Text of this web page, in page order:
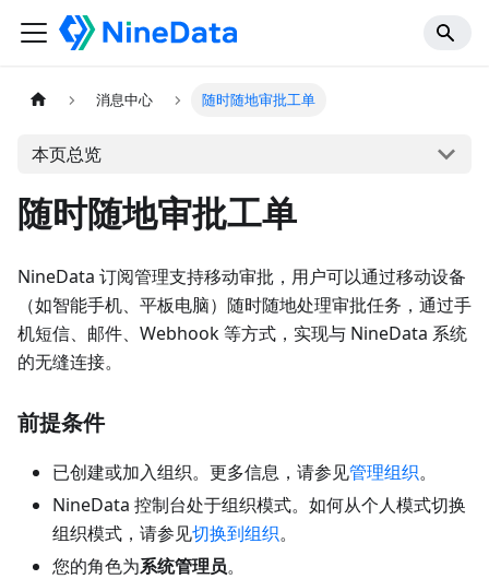
消息中心 随时随地审批工单
本页总览
随时随地审批工单
NineData 订阅管理支持移动审批，用户可以通过移动设备
（如智能手机、平板电脑）随时随地处理审批任务，通过手
机短信、邮件、Webhook 等方式，实现与 NineData 系统
的无缝连接。
前提条件
已创建或加入组织。更多信息，请参见管理组织。
NineData 控制台处于组织模式。如何从个人模式切换
组织模式，请参见切换到组织。
您的角色为系统管理员。